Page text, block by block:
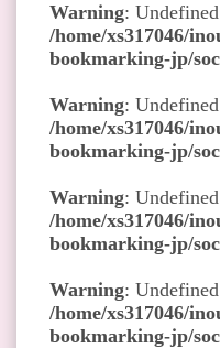
Warning:
/home/xs317046/
bookmarking-jp/
Warning:
/home/xs317046/
bookmarking-jp/
Warning:
/home/xs317046/
bookmarking-jp/
Warning:
/home/xs317046/
bookmarking-jp/